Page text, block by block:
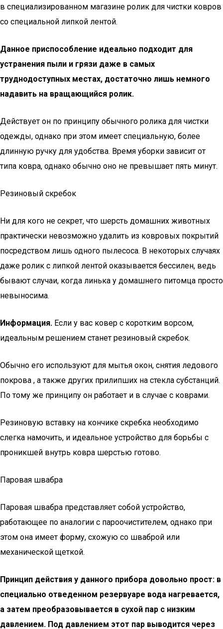
в специализированном магазине ролик для чистки ковров
со специальной липкой лентой.
Данное приспособление идеально подходит для
устранения пыли и грязи даже в самых
труднодоступных местах, достаточно лишь немного
надавить на вращающийся ролик.
Действует он по принципу обычного ролика для чистки
одежды, однако при этом имеет специальную, более
длинную ручку для удобства. Время уборки зависит от
типа ковра, однако обычно оно не превышает пять минут.
Резиновый скребок
Ни для кого не секрет, что шерсть домашних животных
практически невозможно удалить из ковровых покрытий
посредством лишь одного пылесоса. В некоторых случаях
даже ролик с липкой лентой оказывается бессилен, ведь
бывают случаи, когда линька у домашнего питомца просто
невыносима.
Информация. Если у вас ковер с коротким ворсом,
идеальным решением станет резиновый скребок.
Обычно его используют для мытья окон, снятия ледового
покрова , а также других прилипших на стекла субстанций.
По тому же принципу он работает и в случае с коврами.
Резиновую вставку на кончике скребка необходимо
слегка намочить, и идеальное устройство для борьбы с
проникшей внутрь ковра шерстью готово.
Паровая швабра
Паровая швабра представляет собой устройство,
работающее по аналогии с пароочистителем, однако при
этом она имеет форму, схожую со шваброй или
механической щеткой.
Принцип действия у данного прибора довольно прост: в
специально отведенном резервуаре вода нагревается,
а затем преобразовывается в сухой пар с низким
давлением. Под давлением этот пар выводится через